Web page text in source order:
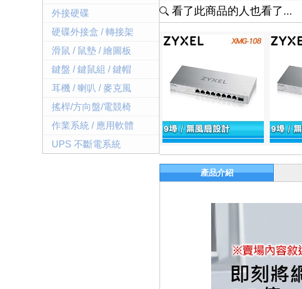
看了此商品的人也看了...
產品介紹
外接硬碟
硬碟外接盒 / 轉接架
滑鼠 / 鼠墊 / 繪圖板
鍵盤 / 鍵鼠組 / 鍵帽
耳機 / 喇叭 / 麥克風
搖桿/方向盤/電競椅
作業系統 / 應用軟體
UPS 不斷電系統